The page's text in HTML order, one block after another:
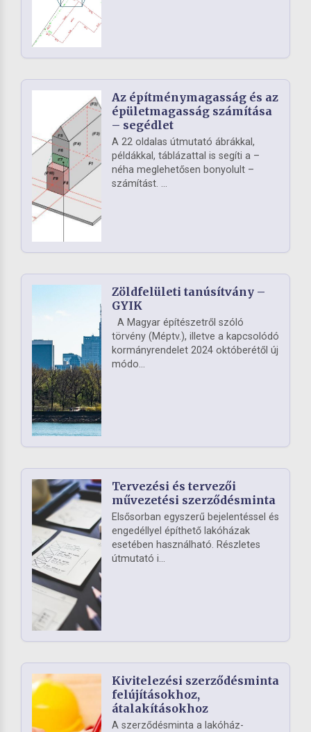
Az építménymagasság és az
épületmagasság számítása
– segédlet
A 22 oldalas útmutató ábrákkal,
példákkal, táblázattal is segíti a –
néha meglehetősen bonyolult –
számítást. ...
Zöldfelületi tanúsítvány –
GYIK
A Magyar építészetről szóló
törvény (Méptv.), illetve a kapcsolódó
kormányrendelet 2024 októberétől új
módo...
Tervezési és tervezői
művezetési szerződésminta
Elsősorban egyszerű bejelentéssel és
engedéllyel építhető lakóházak
esetében használható. Részletes
útmutató i...
Kivitelezési szerződésminta
felújításokhoz,
átalakításokhoz
A szerződésminta a lakóház-